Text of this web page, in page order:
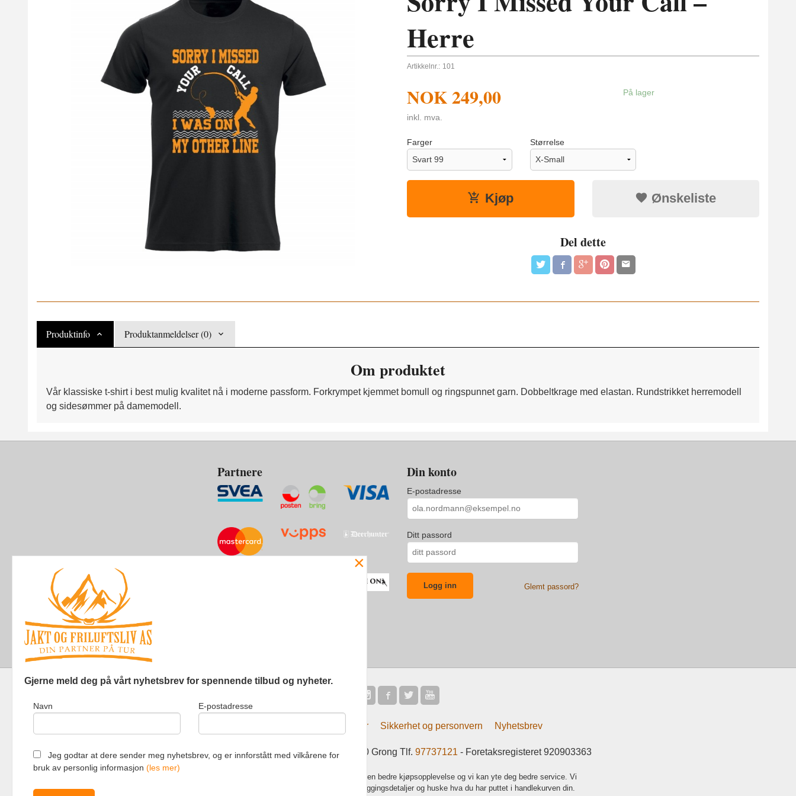
Herre
Artikkelnr.: 101
NOK249,00
inkl. mva.
På lager
Farger Størrelse
Kjøp Ønskeliste
Del dette
Produktinfo Produktanmeldelser (0)
Om produktet
Vår klassiske t-shirt i best mulig kvalitet nå i moderne passform. Forkrympet kjemmet bomull og ringspunnet garn. Dobbeltkrage med elastan. Rundstrikket herremodell
og sidesømmer på damemodell.
Partnere Din konto
E-postadresse
Ditt passord
Glemt passord?
Kjøpsbetingelser Sikkerhet og personvern Nyhetsbrev
Jakt og Friluftsliv AS Eliasmoen 4 7870 Grong Tlf. 97737121 - Foretaksregisteret 920903363
Vår nettbutikk bruker cookies slik at du får en bedre kjøpsopplevelse og vi kan yte deg bedre service. Vi
bruker cookies hovedsaklig til å lagre innloggingsdetaljer og huske hva du har puttet i handlekurven din.
×
Gjerne meld deg på vårt nyhetsbrev for spennende tilbud og nyheter.
Navn E-postadresse
Jeg godtar at dere sender meg nyhetsbrev, og er innforstått med vilkårene for
bruk av personlig informasjon (les mer)